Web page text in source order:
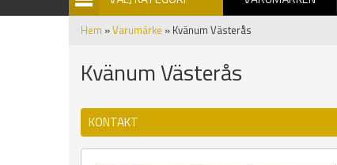
Hem »Varumärke » Kvänum Västerås
Kvänum Västerås
KONTAKT